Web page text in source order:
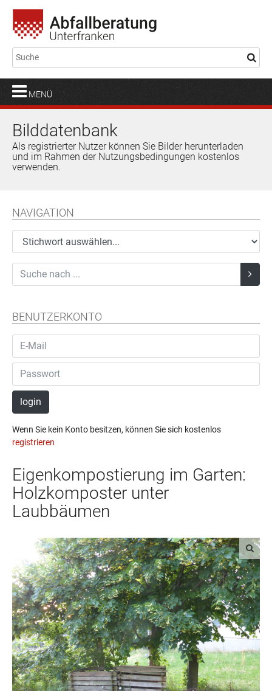
MENÜ
Bilddatenbank
Als registrierter Nutzer können Sie Bilder herunterladen
und im Rahmen der Nutzungsbedingungen kostenlos
verwenden.
NAVIGATION
BENUTZERKONTO
login
Wenn Sie kein Konto besitzen, können Sie sich kostenlos
registrieren
Eigenkompostierung im Garten:
Holzkomposter unter
Laubbäumen